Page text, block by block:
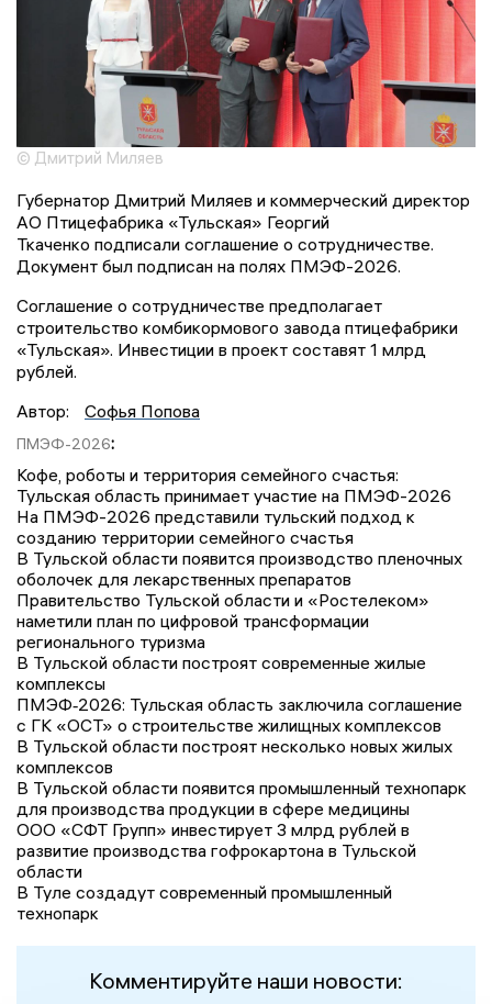
© Дмитрий Миляев
Губернатор Дмитрий Миляев и коммерческий директор
АО Птицефабрика «Тульская» Георгий
Ткаченко подписали соглашение о сотрудничестве.
Документ был подписан на полях ПМЭФ-2026.
Соглашение о сотрудничестве предполагает
строительство комбикормового завода птицефабрики
«Тульская». Инвестиции в проект составят 1 млрд
рублей.
Автор:
Софья Попова
ПМЭФ-2026:
Кофе, роботы и территория семейного счастья:
Тульская область принимает участие на ПМЭФ-2026
На ПМЭФ-2026 представили тульский подход к
созданию территории семейного счастья
В Тульской области появится производство пленочных
оболочек для лекарственных препаратов
Правительство Тульской области и «Ростелеком»
наметили план по цифровой трансформации
регионального туризма
В Тульской области построят современные жилые
комплексы
ПМЭФ‑2026: Тульская область заключила соглашение
с ГК «ОСТ» о строительстве жилищных комплексов
В Тульской области построят несколько новых жилых
комплексов
В Тульской области появится промышленный технопарк
для производства продукции в сфере медицины
ООО «СФТ Групп» инвестирует 3 млрд рублей в
развитие производства гофрокартона в Тульской
области
В Туле создадут современный промышленный
технопарк
Комментируйте наши новости: